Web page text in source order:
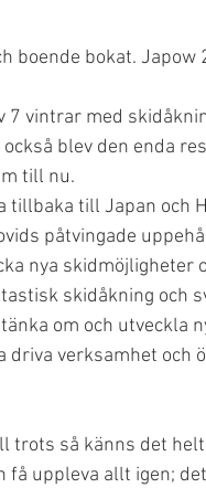
boende bokat.
7 vintrar med
blev den enda
till nu.
tillbaka till Japan och
påtvingade
nya skidmöjligheter
skidåkning och
om och utveckla
driva verksamhet och
trots så känns det
få uppleva allt igen;